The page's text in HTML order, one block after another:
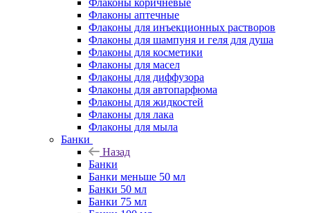
Флаконы коричневые
Флаконы аптечные
Флаконы для инъекционных растворов
Флаконы для шампуня и геля для душа
Флаконы для косметики
Флаконы для масел
Флаконы для диффузора
Флаконы для автопарфюма
Флаконы для жидкостей
Флаконы для лака
Флаконы для мыла
Банки
Назад
Банки
Банки меньше 50 мл
Банки 50 мл
Банки 75 мл